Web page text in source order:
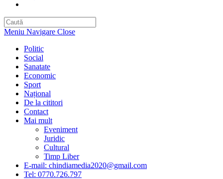
Meniu Navigare Close
Politic
Social
Sanatate
Economic
Sport
Național
De la cititori
Contact
Mai mult
Eveniment
Juridic
Cultural
Timp Liber
E-mail: chindiamedia2020@gmail.com
Tel: 0770.726.797